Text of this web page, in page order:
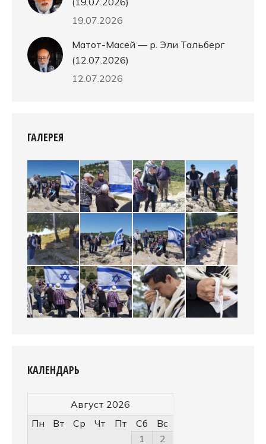
19.07.2026
Матот-Масей — р. Эли Тальберг
(12.07.2026)
12.07.2026
ГАЛЕРЕЯ
КАЛЕНДАРЬ
Август 2026
Пн
Вт Ср Чт Пт Сб
Вс
1
2